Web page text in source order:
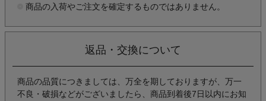
商品の入荷やご注文を確定するものではありません。
返品・交換について
商品の品質につきましては、万全を期しておりますが、万一
不良・破損などがございましたら、商品到着後7日以内にお知